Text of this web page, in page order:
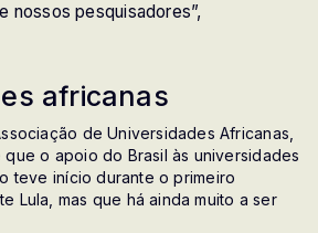
nossos pesquisadores”,
africanas
de Universidades Africanas,
o apoio do Brasil às universidades
teve início durante o primeiro
Lula, mas que há ainda muito a ser